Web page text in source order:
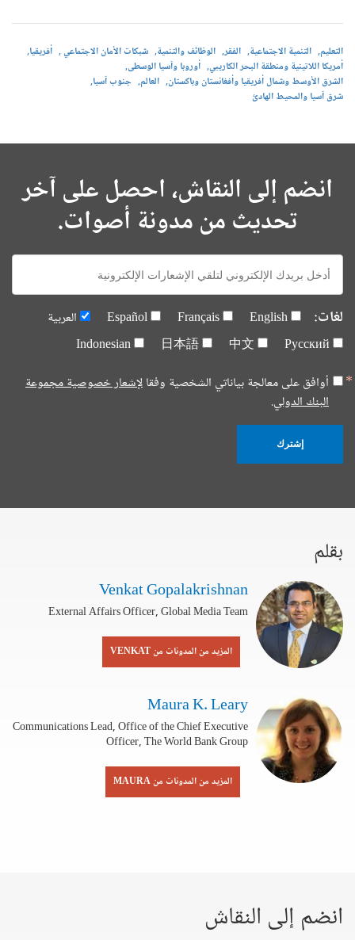
التعليم التنمية الاجتماعية الفقر الوظائف والتنمية شبكات الأمان الاجتماعي
أفريقيا
أمريكا اللاتينية ومنطقة البحر الكاريبي أوروبا وآسيا الوسطى
الشرق الأوسط وشمال أفريقيا وأفغانستان وباكستان العالم جنوب آسيا
شرق آسيا والمحيط الهادئ
انضم إلى النقاش، احصل على آخر
تحديث من مدونة أصوات.
E-
mail:
لغات: English
Français
Español
العربية
Русский
中文
日本語
Indonesian
أوافق على معالجة بياناتي الشخصية وفقالإشعار خصوصية مجموعة
البنك الدولي.
إشترك
بقلم
Venkat Gopalakrishnan
External Affairs Officer, Global Media Team
المزيد من المدونات من VENKAT
Maura K. Leary
Communications Lead, Office of the Chief Executive
Officer, The World Bank Group
المزيد من المدونات من MAURA
انضم إلى النقاش